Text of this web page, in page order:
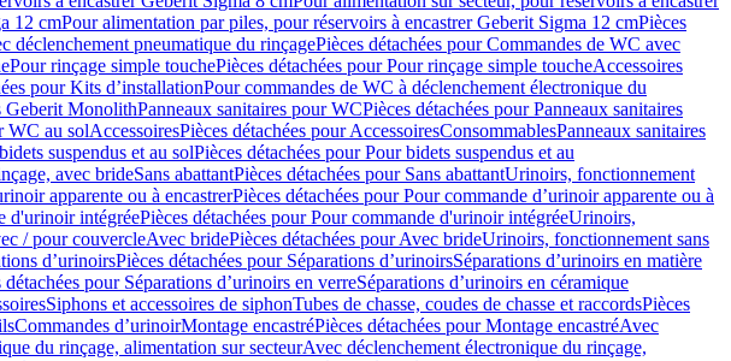
12 cmPour alimentation par piles, pour réservoirs à encastrer Geberit Sigma 12 cmPièces
déclenchement pneumatique du rinçagePièces détachées pour Commandes de WC avec
Pour rinçage simple touchePièces détachées pour Pour rinçage simple toucheAccessoires
pour Kits d’installationPour commandes de WC à déclenchement électronique du
Geberit MonolithPanneaux sanitaires pour WCPièces détachées pour Panneaux sanitaires
WC au solAccessoiresPièces détachées pour AccessoiresConsommablesPanneaux sanitaires
suspendus et au solPièces détachées pour Pour bidets suspendus et au
avec brideSans abattantPièces détachées pour Sans abattantUrinoirs, fonctionnement
apparente ou à encastrerPièces détachées pour Pour commande d’urinoir apparente ou à
d'urinoir intégréePièces détachées pour Pour commande d'urinoir intégréeUrinoirs,
/ pour couvercleAvec bridePièces détachées pour Avec brideUrinoirs, fonctionnement sans
d’urinoirsPièces détachées pour Séparations d’urinoirsSéparations d’urinoirs en matière
détachées pour Séparations d’urinoirs en verreSéparations d’urinoirs en céramique
Siphons et accessoires de siphonTubes de chasse, coudes de chasse et raccordsPièces
Commandes dʼurinoirMontage encastréPièces détachées pour Montage encastréAvec
du rinçage, alimentation sur secteurAvec déclenchement électronique du rinçage,